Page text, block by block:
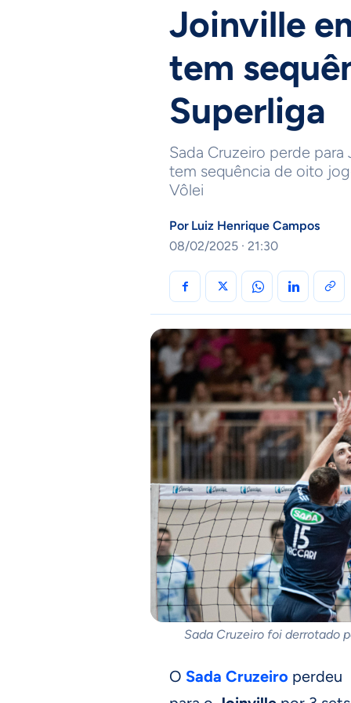
Joinville
tem
Superliga
Sada Cruzeiro perde
tem sequência de oito
Vôlei
Por Luiz Henrique Campos
08/02/2025 · 21:30
Sada Cruzeiro foi derrotado
O Sada Cruzeiro perdeu